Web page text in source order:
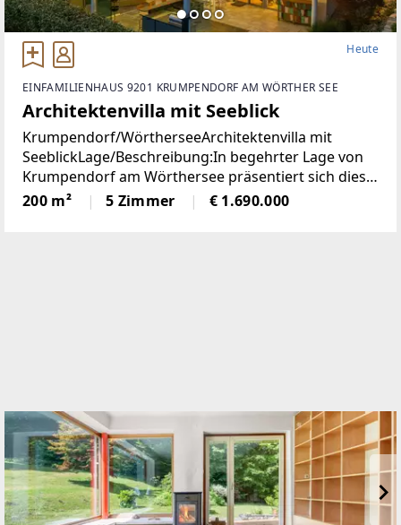
Heute
EINFAMILIENHAUS 9201 KRUMPENDORF AM WÖRTHER SEE
Architektenvilla mit Seeblick
Krumpendorf/WörtherseeArchitektenvilla mit
SeeblickLage/Beschreibung:In begehrter Lage von
Krumpendorf am Wörthersee präsentiert sich diese
herausragende Architekten-Villa als ein wahres
Refugium für Anspruchsvolle. Die im Jahr 2010
200 m² 5 Zimmer € 1.690.000